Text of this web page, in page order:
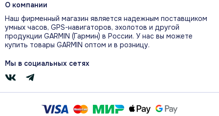
ПОЛНОЦВЕТНЫЕ КАРТЫ
ориентироваться во время бега, велопоездок
и других занятий.
О компании
Наш фирменный магазин является надежным поставщиком
умных часов, GPS-навигаторов, эхолотов и другой
продукции GARMIN (Гармин) в России. У нас вы можете
купить товары GARMIN оптом и в розницу.
Мы в социальных сетях